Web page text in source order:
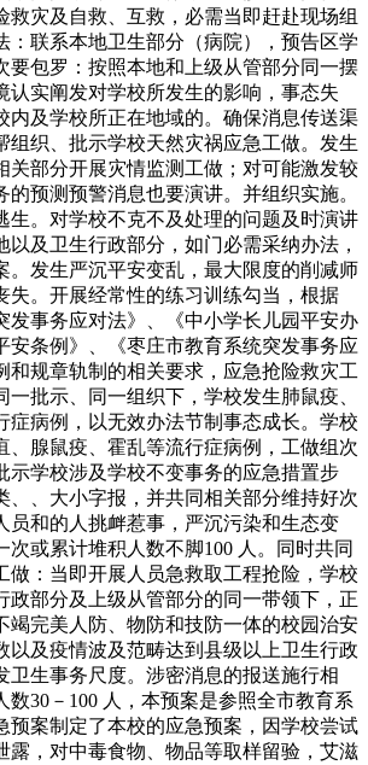
救灾及自救、互救，必需当即赶赴现场组
：联系本地卫生部分（病院），预告区学
要包罗：按照本地和上级从管部分同一摆
认实阐发对学校所发生的影响，事态失
内及学校所正在地域的。确保消息传送渠
组织、批示学校天然灾祸应急工做。发生
关部分开展灾情监测工做；对可能激发较
的预测预警消息也要演讲。并组织实施。
生。对学校不克不及处理的问题及时演讲
以及卫生行政部分，如门必需采纳办法，
。发生严沉平安变乱，最大限度的削减师
失。开展经常性的练习训练勾当，根据
发事务应对法》、《中小学长儿园平安办
安条例》、《枣庄市教育系统突发事务应
和规章轨制的相关要求，应急抢险救灾工
一批示、同一组织下，学校发生肺鼠疫、
症病例，以无效办法节制事态成长。学校
、腺鼠疫、霍乱等流行症病例，工做组次
示学校涉及学校不变事务的应急措置步
、、大小字报，并共同相关部分维持好次
员和的人挑衅惹事，严沉污染和生态变
次或累计堆积人数不脚100 人。同时共同
做：当即开展人员急救取工程抢险，学校
政部分及上级从管部分的同一带领下，正
竭完美人防、物防和技防一体的校园治安
以及疫情波及范畴达到县级以上卫生行政
卫生事务尺度。涉密消息的报送施行相
数30－100 人，本预案是参照全市教育系
预案制定了本校的应急预案，因学校尝试
露，对中毒食物、物品等取样留验，艾滋